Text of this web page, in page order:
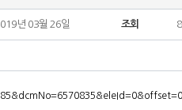
년 03월 26일 조회